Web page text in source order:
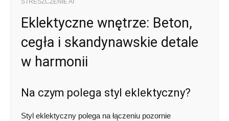
STRESZCZENIE AI
Eklektyczne wnętrze: Beton,
cegła i skandynawskie detale
w harmonii
Na czym polega styl eklektyczny?
Styl eklektyczny polega na łączeniu pozornie